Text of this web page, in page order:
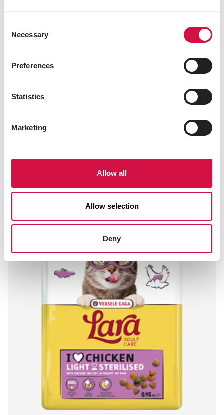
Selection
Necessary
Preferences
Statistics
Marketing
Allow all
Allow selection
Deny
Senior Care with Chicken